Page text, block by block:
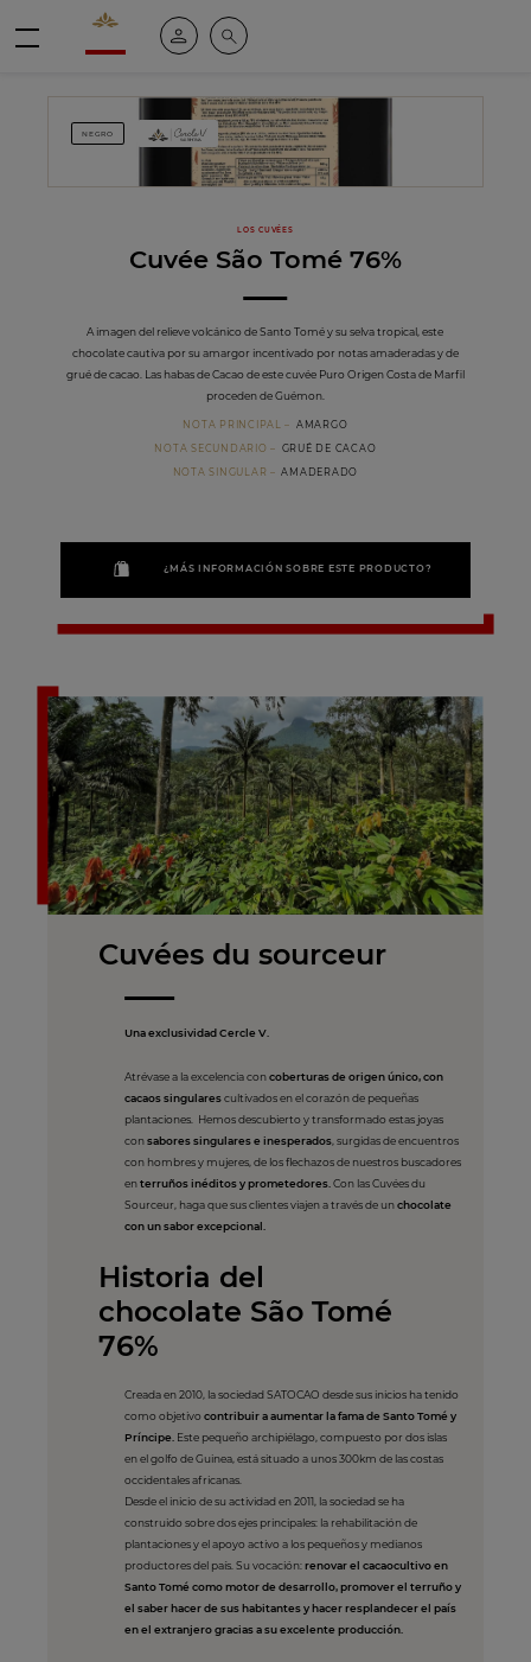
Valrhona - Imaginons le meilleur du chocolat
Mi cuentaBuscar
NEGRO
LOS CUVÉES
Cuvée São Tomé 76%
A imagen del relieve volcánico de Santo Tomé y su selva tropical, este
chocolate cautiva por su amargor incentivado por notas amaderadas y de
grué de cacao. Las habas de Cacao de este cuvée Puro Origen Costa de Marfil
proceden de Guémon.
NOTA PRINCIPAL AMARGO
NOTA SECUNDARIO GRUÉ DE CACAO
NOTA SINGULAR AMADERADO
¿MÁS INFORMACIÓN SOBRE ESTE PRODUCTO?
Cuvées du sourceur
Una exclusividad Cercle V.
Atrévase a la excelencia concoberturas de origen único, con
cacaos singularescultivados en el corazón de pequeñas
plantaciones. Hemos descubierto y transformado estas joyas
consabores singulares e inesperados, surgidas de encuentros
con hombres y mujeres, de los flechazos de nuestros buscadores
enterruños inéditos y prometedores. Con las Cuvées du
Sourceur, haga que sus clientes viajen a través de unchocolate
con un sabor excepcional.
Historia del
chocolate São Tomé
76%
Creada en 2010, la sociedad SATOCAO desde sus inicios ha tenido
como objetivocontribuir a aumentar la fama de Santo Tomé y
Príncipe.Este pequeño archipiélago, compuesto por dos islas
en el golfo de Guinea, está situado a unos 300km de las costas
occidentales africanas.
Desde el inicio de su actividad en 2011, la sociedad se ha
construido sobre dos ejes principales: la rehabilitación de
plantaciones y el apoyo activo a los pequeños y medianos
productores del país. Su vocación:renovar el cacaocultivo en
Santo Tomé como motor de desarrollo, promover el terruño y
el saber hacer de sus habitantes y hacer resplandecer el país
en el extranjero gracias a su excelente producción.